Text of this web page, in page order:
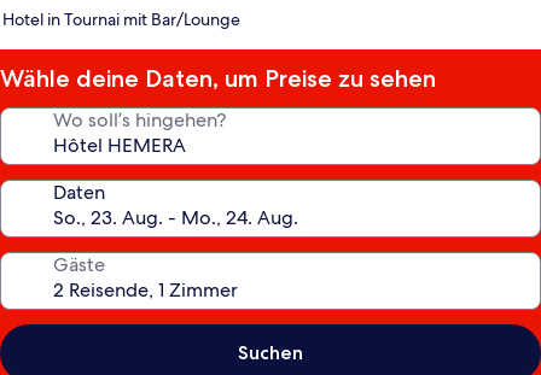
Hotel in Tournai mit Bar/Lounge
Wähle deine Daten, um Preise zu sehen
Wo soll’s hingehen?
Daten
Gäste
Suchen